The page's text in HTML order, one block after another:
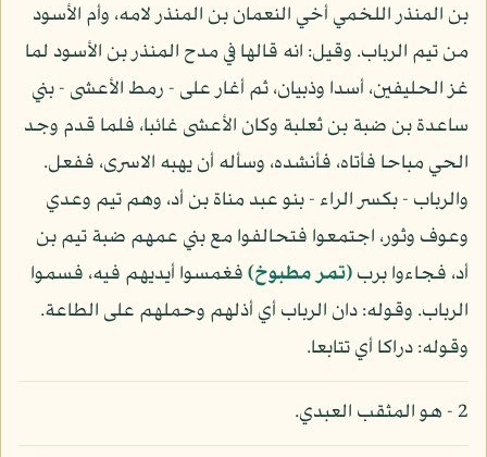
بن المنذر اللخمي أخي النعمان بن المنذر لامه، وأم الأسود
من تيم الرباب. وقيل: انه قالها في مدح المنذر بن الأسود لما
غز الحليفين، أسدا وذبيان، ثم أغار على - رمط الأعشى - بني
ساعدة بن ضبة بن ثعلبة وكان الأعشى غائبا، فلما قدم وجد
الحي مباحا فأتاه، فأنشده، وسأله أن يهبه الاسرى، ففعل.
والرباب - بكسر الراء - بنو عبد مناة بن أد، وهم تيم وعدي
وعوف وثور، اجتمعوا فتحالفوا مع بني عمهم ضبة تيم بن
أد، فجاءوا برب(تمر مطبوخ)فغمسوا أيديهم فيه، فسموا
الرباب. وقوله: دان الرباب أي أذلهم وحملهم على الطاعة.
وقوله: دراكا أي تتابعا.
2 - هو المثقب العبدي.